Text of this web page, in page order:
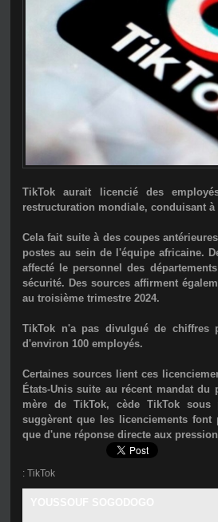
TikTok aurait licencié des
restructuration mondiale, conduisant
Cela fait suite à des coupes
postes au sein de l'équipe africaine.
affecté le personnel des
sécurité. Des sources affirment
au troisième trimestre 2024.
TikTok n'a pas divulgué de chiffres
d'environ 100 employés.
Certaines sources lient ces
États-Unis suite au récent mandat
mère de TikTok, cède TikTok sous
suggèrent que les licenciements
que d'une réponse directe aux
: TikTok